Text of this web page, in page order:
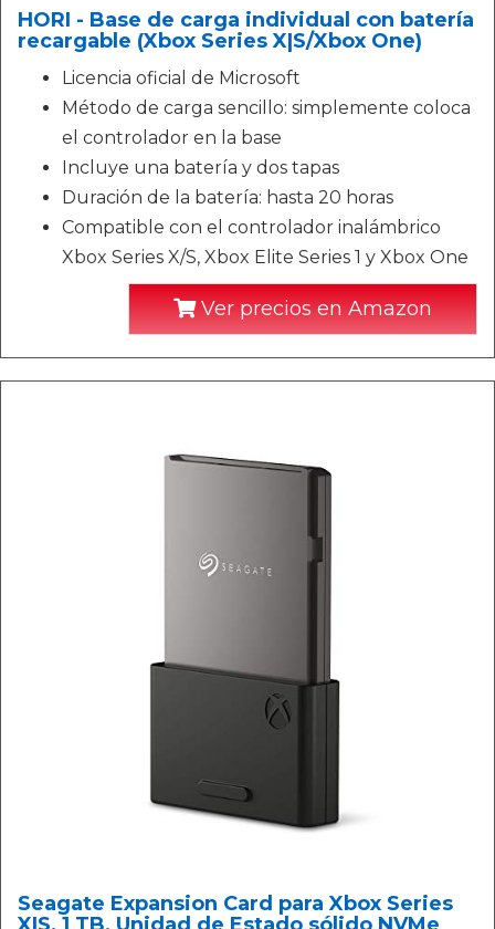
HORI - Base de carga individual con batería
recargable (Xbox Series X|S/Xbox One)
Licencia oficial de Microsoft
Método de carga sencillo: simplemente coloca
el controlador en la base
Incluye una batería y dos tapas
Duración de la batería: hasta 20 horas
Compatible con el controlador inalámbrico
Xbox Series X/S, Xbox Elite Series 1 y Xbox One
Ver precios en Amazon
Seagate Expansion Card para Xbox Series